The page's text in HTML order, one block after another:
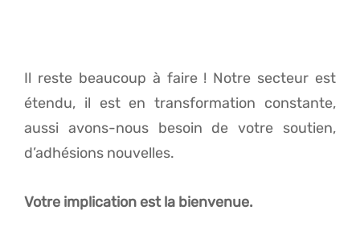
Il reste beaucoup à faire ! Notre secteur est
étendu, il est en transformation constante,
aussi avons-nous besoin de votre soutien,
d’adhésions nouvelles.
Votre implication est la bienvenue.